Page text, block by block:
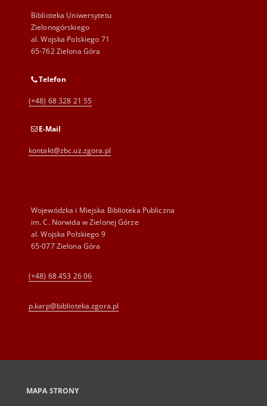
Biblioteka Uniwersytetu
Zielonogórskiego
al. Wojska Polskiego 71
65-762 Zielona Góra
Telefon
(+48) 68 328 21 55
E-Mail
kontakt@zbc.uz.zgora.pl
Wojewódzka i Miejska Biblioteka Publiczna
im. C. Norwida w Zielonej Górze
al. Wojska Polskiego 9
65-077 Zielona Góra
(+48) 68 453 26 06
p.karp@biblioteka.zgora.pl
MAPA STRONY